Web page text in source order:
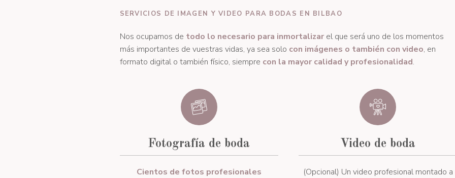
SERVICIOS DE IMAGEN Y VIDEO PARA BODAS EN BILBAO
Nos ocupamos de todo lo necesario para inmortalizarel que será uno de los momentos
más importantes de vuestras vidas, ya sea solo con imágenes o también con video, en
formato digital o también físico, siempre con la mayor calidad y profesionalidad.
Fotografía de boda
Cientos de fotos profesionales
Video de boda
(Opcional) Un video profesional montado a